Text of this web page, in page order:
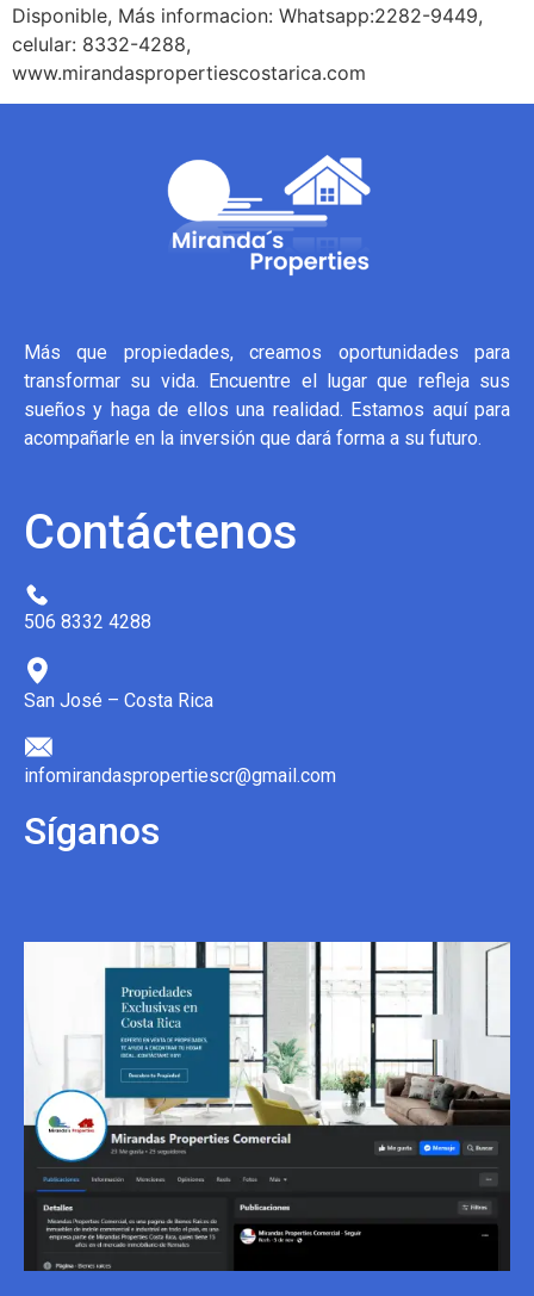
Disponible, Más informacion: Whatsapp:2282-9449,
celular: 8332-4288,
www.mirandaspropertiescostarica.com
Más que propiedades, creamos oportunidades para
transformar su vida. Encuentre el lugar que refleja sus
sueños y haga de ellos una realidad. Estamos aquí para
acompañarle en la inversión que dará forma a su futuro.
Contáctenos
506 8332 4288
San José – Costa Rica
infomirandaspropertiescr@gmail.com
Síganos